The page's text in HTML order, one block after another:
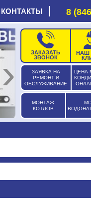
КОНТАКТЫ 8
ЗАЯВКА НА
РЕМОНТ И
ОБСЛУЖИВАНИЕ
ЦЕНА
МОНТАЖ
КОТЛОВ
ЗАКАЗАТЬ
ЗВОНОК
НАШ
›